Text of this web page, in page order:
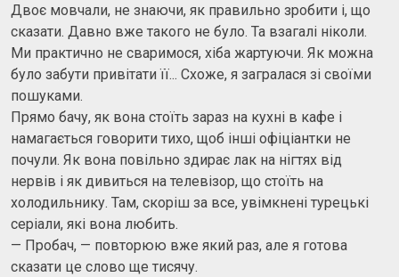
Двоє мовчали, не знаючи, як правильно зробити і, що
сказати. Давно вже такого не було. Та взагалі ніколи.
Ми практично не сваримося, хіба жартуючи. Як можна
було забути привітати її... Схоже, я загралася зі своїми
пошуками.
Прямо бачу, як вона стоїть зараз на кухні в кафе і
намагається говорити тихо, щоб інші офіціантки не
почули. Як вона повільно здирає лак на нігтях від
нервів і як дивиться на телевізор, що стоїть на
холодильнику. Там, скоріш за все, увімкнені турецькі
серіали, які вона любить.
— Пробач, — повторюю вже який раз, але я готова
сказати це слово ще тисячу.